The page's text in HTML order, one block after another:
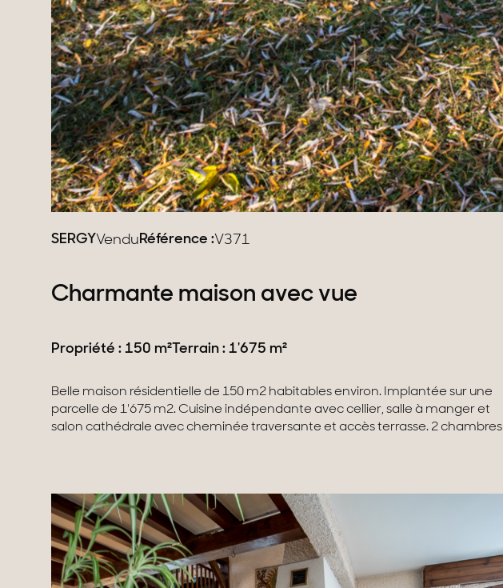
SERGYVenduRéférence :V371
Charmante maison avec vue
Propriété : 150 m²Terrain : 1'675 m²
Belle maison résidentielle de 150 m2 habitables environ. Implantée sur une
parcelle de 1'675 m2. Cuisine indépendante avec cellier, salle à manger et
salon cathédrale avec cheminée traversante et accès terrasse. 2 chambres
dont une grande suite parentale avec dressing et salle-de-bains. Possibilité
d'une 3ème chambre. Grand sous-sol complet. Garage double. Secteur